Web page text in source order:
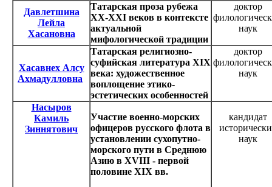
Давлетшина
Лейла
Хасановна
Татарская проза рубежа
XX-XXI веков в контексте
актуальной
мифологической традиции
доктор
наук
Хасавнех Алсу
Ахмадулловна
Татарская религиозно-
суфийская литература XIX
века: художественное
воплощение этико-
эстетических особенностей
доктор
наук
Насыров
Камиль
Зиннятович
Участие военно-морских
офицеров русского флота в
установлении сухопутно-
морского пути в Среднюю
Азию в XVIII - первой
половине XIX вв.
кандидат
наук